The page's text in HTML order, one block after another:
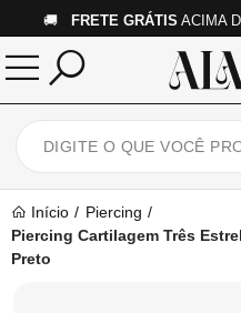
🚚 FRETE GRÁTIS ACIMA
Início
Piercing
Piercing Cartilagem Três
Preto